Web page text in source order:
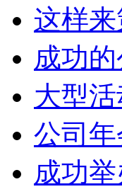
这样
成功
大型
公司
成功